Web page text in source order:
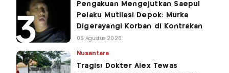
Pengakuan Mengejutkan Saepul
Pelaku Mutilasi Depok: Murka
Digerayangi Korban di Kontrakan
06 Agustus 2026
Nusantara
Tragis! Dokter Alex Tewas